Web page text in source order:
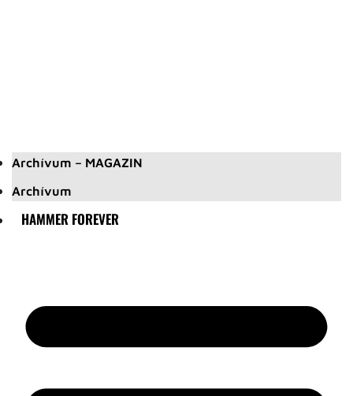
Archívum – MAGAZIN
Archívum
HAMMER FOREVER